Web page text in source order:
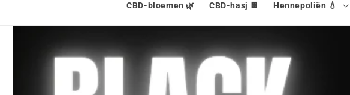
CBD-bloemen 🌿 CBD-hasj 🍫 Hennepoliën 💧